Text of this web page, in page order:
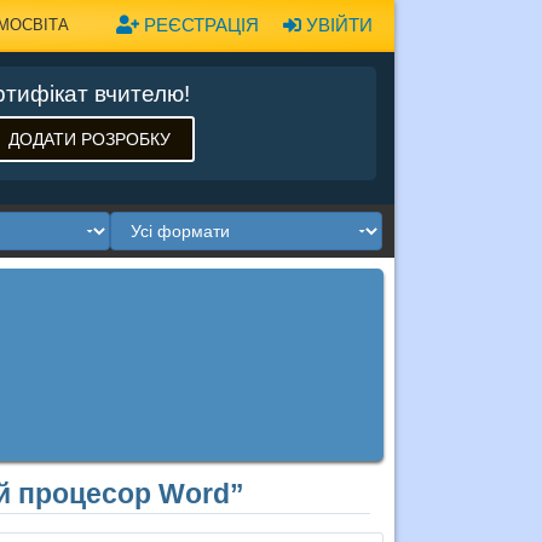
УВІЙТИ
РЕЄСТРАЦІЯ
вчителю!
ДОДАТИ РОЗРОБКУ
процесор Word”